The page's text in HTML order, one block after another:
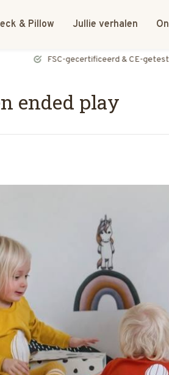
& Pillow Jullie verhalen
FSC-gecertificeerd & CE-getest
ended play